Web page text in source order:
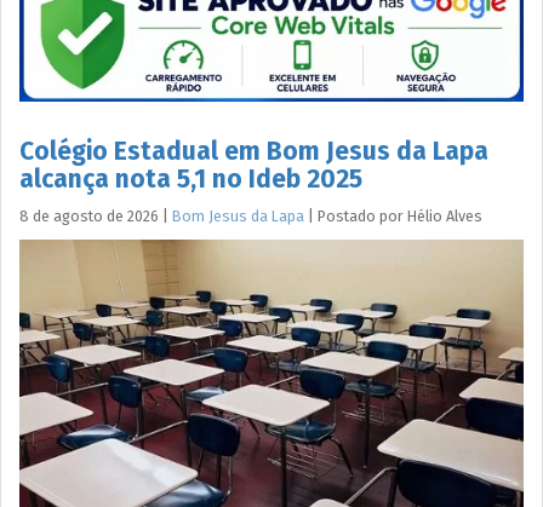
Colégio Estadual em Bom Jesus da Lapa
alcança nota 5,1 no Ideb 2025
8 de agosto de 2026 Bom Jesus da Lapa Postado por Hélio Alves